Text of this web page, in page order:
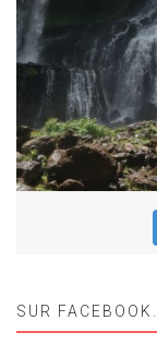
SUR FACEBOOK…